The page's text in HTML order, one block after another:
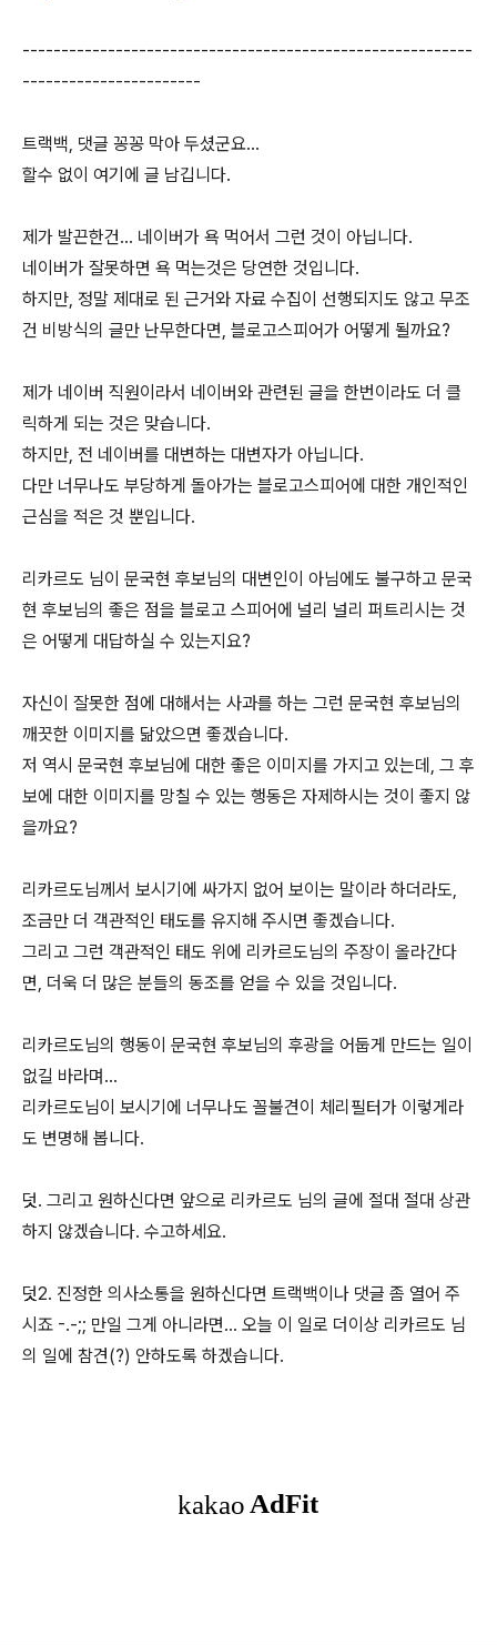
----------------------------------------------------------
-----------------------
트랙백, 댓글 꽁꽁 막아 두셨군요...
할수 없이 여기에 글 남깁니다.
제가 발끈한건... 네이버가 욕 먹어서 그런 것이 아닙니다.
네이버가 잘못하면 욕 먹는것은 당연한 것입니다.
하지만, 정말 제대로 된 근거와 자료 수집이 선행되지도 않고 무조
건 비방식의 글만 난무한다면, 블로고스피어가 어떻게 될까요?
제가 네이버 직원이라서 네이버와 관련된 글을 한번이라도 더 클
릭하게 되는 것은 맞습니다.
하지만, 전 네이버를 대변하는 대변자가 아닙니다.
다만 너무나도 부당하게 돌아가는 블로고스피어에 대한 개인적인
근심을 적은 것 뿐입니다.
리카르도 님이 문국현 후보님의 대변인이 아님에도 불구하고 문국
현 후보님의 좋은 점을 블로고 스피어에 널리 널리 퍼트리시는 것
은 어떻게 대답하실 수 있는지요?
자신이 잘못한 점에 대해서는 사과를 하는 그런 문국현 후보님의
깨끗한 이미지를 닮았으면 좋겠습니다.
저 역시 문국현 후보님에 대한 좋은 이미지를 가지고 있는데, 그 후
보에 대한 이미지를 망칠 수 있는 행동은 자제하시는 것이 좋지 않
을까요?
리카르도님께서 보시기에 싸가지 없어 보이는 말이라 하더라도,
조금만 더 객관적인 태도를 유지해 주시면 좋겠습니다.
그리고 그런 객관적인 태도 위에 리카르도님의 주장이 올라간다
면, 더욱 더 많은 분들의 동조를 얻을 수 있을 것입니다.
리카르도님의 행동이 문국현 후보님의 후광을 어둡게 만드는 일이
없길 바라며...
리카르도님이 보시기에 너무나도 꼴불견이 체리필터가 이렇게라
도 변명해 봅니다.
덧. 그리고 원하신다면 앞으로 리카르도 님의 글에 절대 절대 상관
하지 않겠습니다. 수고하세요.
덧2. 진정한 의사소통을 원하신다면 트랙백이나 댓글 좀 열어 주
시죠 -.-;; 만일 그게 아니라면... 오늘 이 일로 더이상 리카르도 님
의 일에 참견(?) 안하도록 하겠습니다.